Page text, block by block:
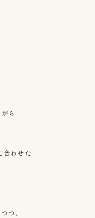
ら
合わせた
つ、